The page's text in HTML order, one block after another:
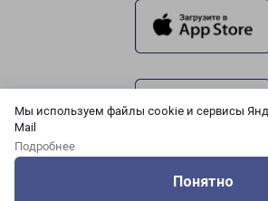
Мы используем файлы cookie и сервисы
Mail
Подробнее
Понятно